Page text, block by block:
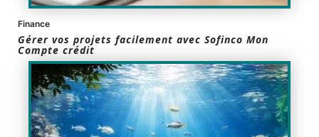
Finance
Gérer vos projets facilement avec Sofinco Mon
Compte crédit